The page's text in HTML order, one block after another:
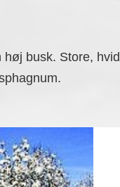
høj busk. Store,